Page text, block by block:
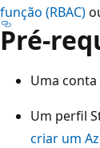
função (RBAC)
Pré-
Uma
Um perfil
criar um